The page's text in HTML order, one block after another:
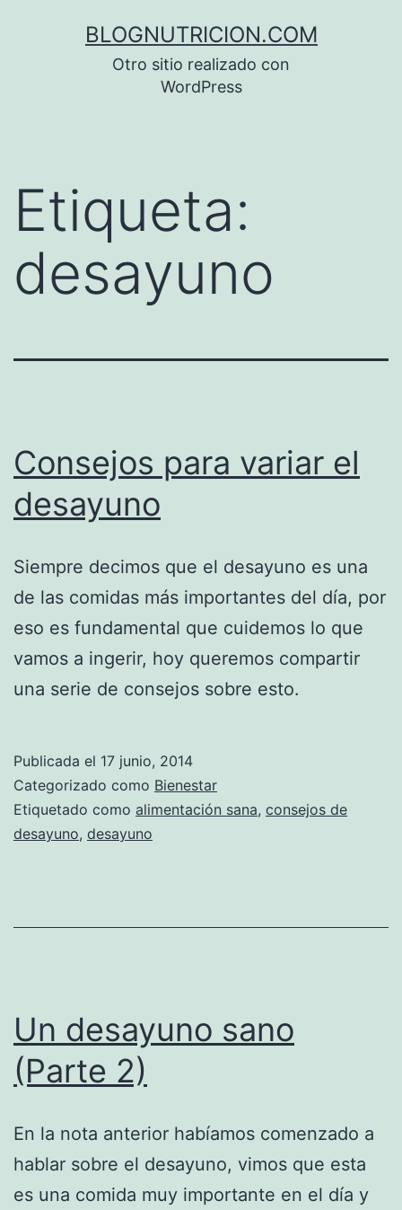
BLOGNUTRICION.COM
Otro sitio realizado con
WordPress
Etiqueta:
desayuno
Consejos para variar el
desayuno
Siempre decimos que el desayuno es una
de las comidas más importantes del día, por
eso es fundamental que cuidemos lo que
vamos a ingerir, hoy queremos compartir
una serie de consejos sobre esto.
Publicada el 17 junio, 2014
Categorizado como Bienestar
Etiquetado como alimentación sana, consejos de
desayuno, desayuno
Un desayuno sano
(Parte 2)
En la nota anterior habíamos comenzado a
hablar sobre el desayuno, vimos que esta
es una comida muy importante en el día y